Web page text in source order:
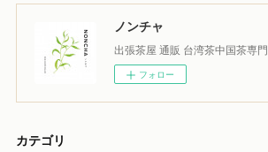
ノンチャ
出張茶屋 通販 台湾茶中国茶専門
フォロー
カテゴリ